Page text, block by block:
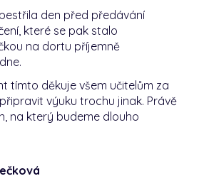
den před předávání
které se pak stalo
na dortu příjemně
tímto děkuje všem učitelům za
výuku trochu jinak. Právě
na který budeme dlouho